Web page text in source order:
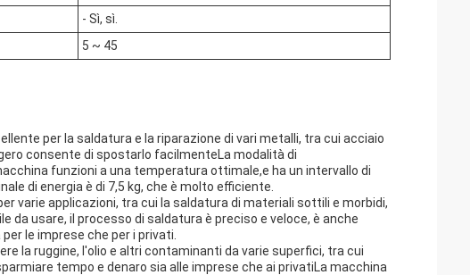
- Sì, sì.
5 ~ 45
per la saldatura e la riparazione di vari metalli, tra cui acciaio
consente di spostarlo facilmenteLa modalità di
funzioni a una temperatura ottimale,e ha un intervallo di
di energia è di 7,5 kg, che è molto efficiente.
varie applicazioni, tra cui la saldatura di materiali sottili e morbidi,
da usare, il processo di saldatura è preciso e veloce, è anche
le imprese che per i privati.
la ruggine, l'olio e altri contaminanti da varie superfici, tra cui
tempo e denaro sia alle imprese che ai privatiLa macchina